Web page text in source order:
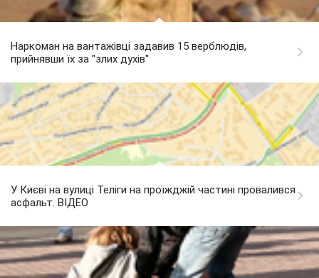
Наркоман на вантажівці задавив 15 верблюдів,
прийнявши їх за "злих духів"
У Києві на вулиці Теліги на проїжджій частині провалився
асфальт. ВІДЕО